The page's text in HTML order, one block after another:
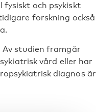
och psykiskt
forskning också
Av studien framgår
vård eller har
diagnos är